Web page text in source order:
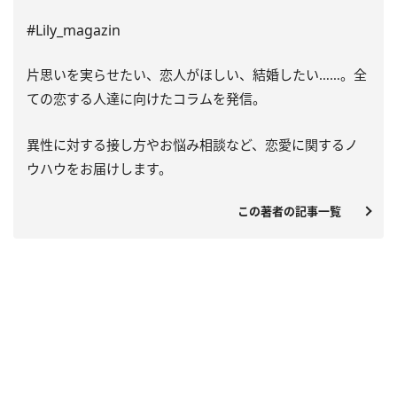
#Lily_magazin
片思いを実らせたい、恋人がほしい、結婚したい……。全
ての恋する人達に向けたコラムを発信。
異性に対する接し方やお悩み相談など、恋愛に関するノ
ウハウをお届けします。
この著者の記事一覧